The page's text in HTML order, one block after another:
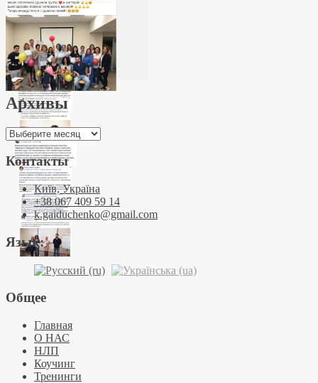
Архивы
Архивы
Контакты
Київ, Україна
+38 067 409 59 14
k.gaiduchenko@gmail.com
Язык:
Общее
Главная
О НАС
НЛП
Коучинг
Тренинги